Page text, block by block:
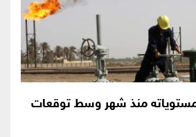
منذ شهر وسط توقعات